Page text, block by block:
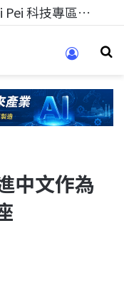
科技人的經驗傳承地！在 Pei Pei 科技專區，與學弟妹交流最硬核的技術
中文作為